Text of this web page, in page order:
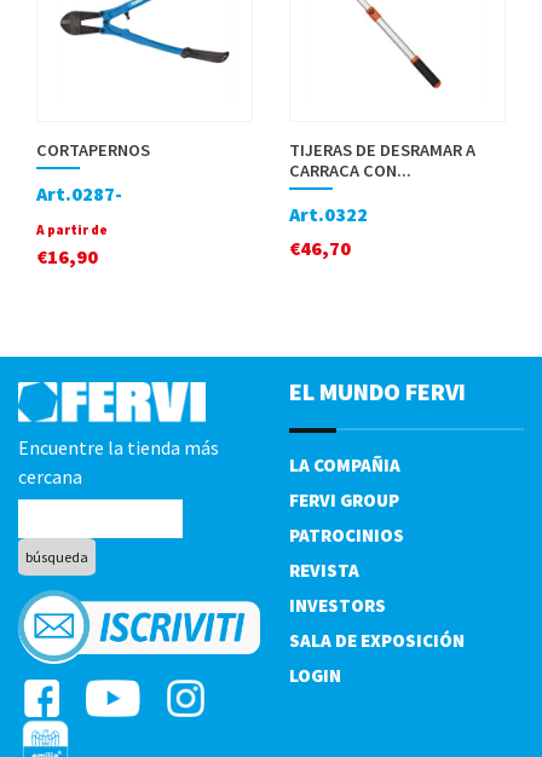
CORTAPERNOS
Art.0287-
A partir de
€16,90
TIJERAS DE DESRAMAR A
CARRACA CON...
Art.0322
€46,70
Encuentre la tienda más
cercana
EL MUNDO FERVI
LA COMPAÑIA
FERVI GROUP
PATROCINIOS
REVISTA
INVESTORS
SALA DE EXPOSICIÓN
LOGIN